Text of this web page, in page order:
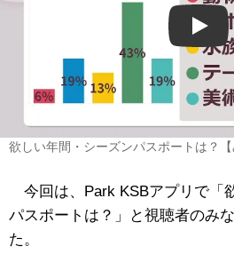
Play
欲しい年間・シーズンパスポートは？【
今回は、Park KSBアプリで「
パスポートは？」と視聴者のみ
た。